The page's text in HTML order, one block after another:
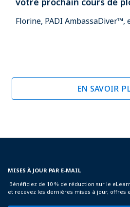
Florine, PADI AmbassaDiver™,
EN SAVOIR
MISES À JOUR PAR E-MAIL
Bénéficiez de 10 % de réduction sur le
et recevez les dernières mises à jour, offres